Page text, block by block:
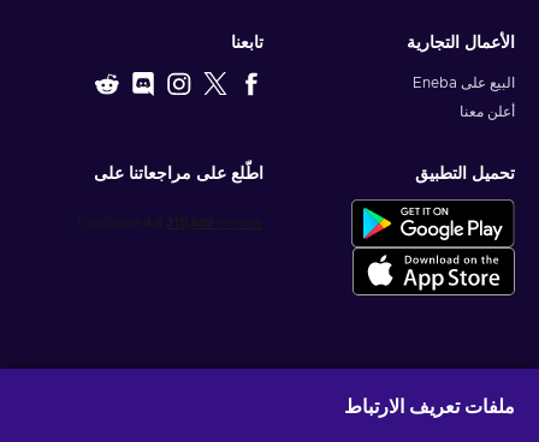
الأعمال التجارية
البيع على Eneba
أعلن معنا
تابعنا
تحميل التطبيق اطّلع على مراجعاتنا على
ملفات تعريف الارتباط